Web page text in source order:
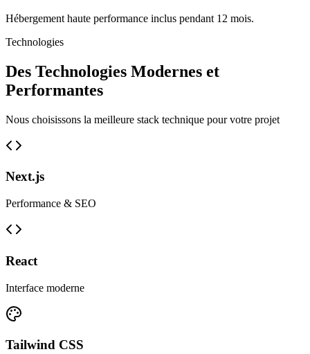
Hébergement haute performance inclus pendant 12 mois.
Technologies
Des Technologies Modernes et
Performantes
Nous choisissons la meilleure stack technique pour votre projet
Next.js
Performance & SEO
React
Interface moderne
Tailwind CSS